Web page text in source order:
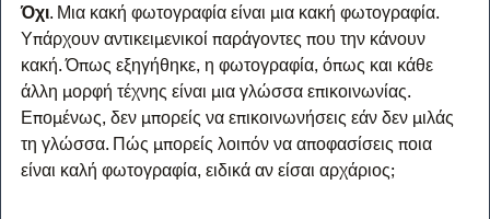
Όχι. Μια κακή φωτογραφία είναι μια κακή φωτογραφία.
Υπάρχουν αντικειμενικοί παράγοντες που την κάνουν
κακή. Όπως εξηγήθηκε, η φωτογραφία, όπως και κάθε
άλλη μορφή τέχνης είναι μια γλώσσα επικοινωνίας.
Επομένως, δεν μπορείς να επικοινωνήσεις εάν δεν μιλάς
τη γλώσσα. Πώς μπορείς λοιπόν να αποφασίσεις ποια
είναι καλή φωτογραφία, ειδικά αν είσαι αρχάριος;